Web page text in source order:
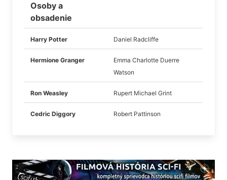
Osoby a
obsadenie
Harry Potter Daniel Radcliffe
Hermione Granger
Emma Charlotte Duerre
Watson
Ron Weasley Rupert Michael Grint
Cedric Diggory Robert Pattinson